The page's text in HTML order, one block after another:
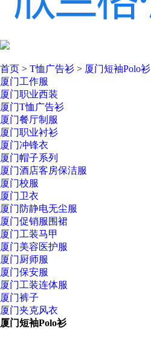
首页 > T恤广告衫 > 厦门短袖Polo衫
厦门工作服
厦门职业西装
厦门T恤广告衫
厦门餐厅制服
厦门职业衬衫
厦门冲锋衣
厦门帽子系列
厦门酒店客房保洁服
厦门校服
厦门卫衣
厦门防静电无尘服
厦门促销服围裙
厦门工装马甲
厦门美容医护服
厦门厨师服
厦门保安服
厦门工装连体服
厦门裤子
厦门夹克风衣
厦门短袖Polo衫